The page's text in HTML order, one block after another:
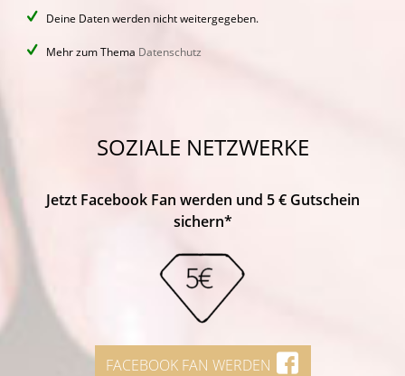
Deine Daten werden nicht weitergegeben.
Mehr zum Thema Datenschutz
SOZIALE NETZWERKE
Jetzt Facebook Fan werden und 5 € Gutschein
sichern*
FACEBOOK FAN WERDEN